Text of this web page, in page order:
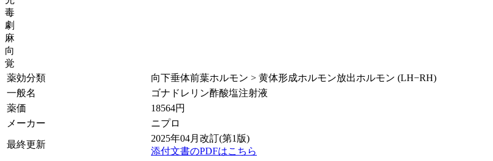
毒
劇
麻
向
覚
薬効分類
向下垂体前葉ホルモン > 黄体形成ホルモン放出ホルモン (LH−RH)
一般名
ゴナドレリン酢酸塩注射液
薬価
18564円
メーカー
ニプロ
最終更新
2025年04月改訂(第1版)
添付文書のPDFはこちら